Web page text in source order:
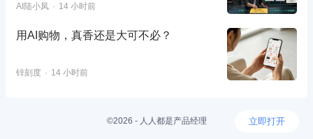
AI陆小凤 14 小时前
用AI购物，真香还是大可不必？
锌刻度 14 小时前
©2026 - 人人都是产品经理